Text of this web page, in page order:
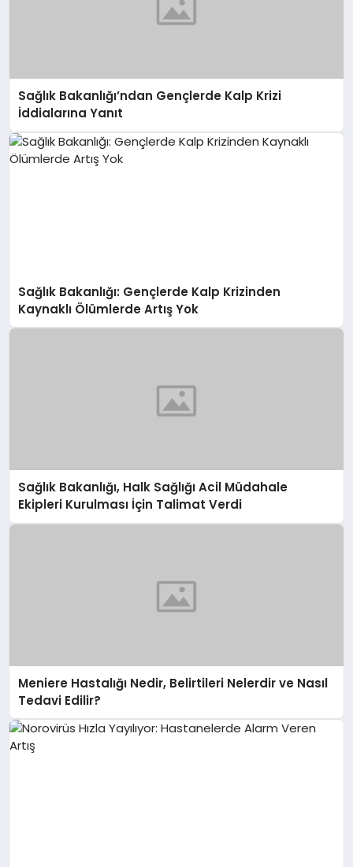
Sağlık Bakanlığı’ndan Gençlerde Kalp Krizi
İddialarına Yanıt
Sağlık Bakanlığı: Gençlerde Kalp Krizinden
Kaynaklı Ölümlerde Artış Yok
Sağlık Bakanlığı, Halk Sağlığı Acil Müdahale
Ekipleri Kurulması İçin Talimat Verdi
Meniere Hastalığı Nedir, Belirtileri Nelerdir ve Nasıl
Tedavi Edilir?